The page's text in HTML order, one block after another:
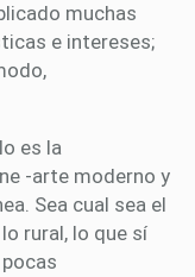
muchas
e intereses;
es la
-arte moderno y
Sea cual sea el
rural, lo que sí